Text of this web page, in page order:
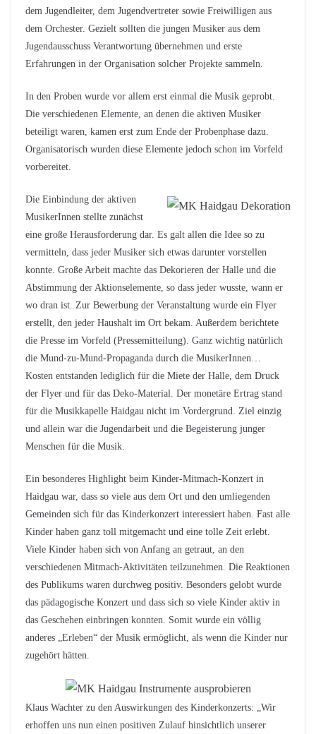
dem Jugendleiter, dem Jugendvertreter sowie Freiwilligen aus
dem Orchester. Gezielt sollten die jungen Musiker aus dem
Jugendausschuss Verantwortung übernehmen und erste
Erfahrungen in der Organisation solcher Projekte sammeln.
In den Proben wurde vor allem erst einmal die Musik geprobt.
Die verschiedenen Elemente, an denen die aktiven Musiker
beteiligt waren, kamen erst zum Ende der Probenphase dazu.
Organisatorisch wurden diese Elemente jedoch schon im Vorfeld
vorbereitet.
Die Einbindung der aktiven
MusikerInnen stellte zunächst
eine große Herausforderung dar. Es galt allen die Idee so zu
vermitteln, dass jeder Musiker sich etwas darunter vorstellen
konnte. Große Arbeit machte das Dekorieren der Halle und die
Abstimmung der Aktionselemente, so dass jeder wusste, wann er
wo dran ist. Zur Bewerbung der Veranstaltung wurde ein Flyer
erstellt, den jeder Haushalt im Ort bekam. Außerdem berichtete
die Presse im Vorfeld (Pressemitteilung). Ganz wichtig natürlich
die Mund-zu-Mund-Propaganda durch die MusikerInnen…
Kosten entstanden lediglich für die Miete der Halle, dem Druck
der Flyer und für das Deko-Material. Der monetäre Ertrag stand
für die Musikkapelle Haidgau nicht im Vordergrund. Ziel einzig
und allein war die Jugendarbeit und die Begeisterung junger
Menschen für die Musik.
Ein besonderes Highlight beim Kinder-Mitmach-Konzert in
Haidgau war, dass so viele aus dem Ort und den umliegenden
Gemeinden sich für das Kinderkonzert interessiert haben. Fast alle
Kinder haben ganz toll mitgemacht und eine tolle Zeit erlebt.
Viele Kinder haben sich von Anfang an getraut, an den
verschiedenen Mitmach-Aktivitäten teilzunehmen. Die Reaktionen
des Publikums waren durchweg positiv. Besonders gelobt wurde
das pädagogische Konzert und dass sich so viele Kinder aktiv in
das Geschehen einbringen konnten. Somit wurde ein völlig
anderes „Erleben“ der Musik ermöglicht, als wenn die Kinder nur
zugehört hätten.
Klaus Wachter zu den Auswirkungen des Kinderkonzerts: „Wir
erhoffen uns nun einen positiven Zulauf hinsichtlich unserer